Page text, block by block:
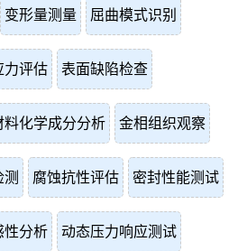
变形量测量 屈曲模式识别
力评估 表面缺陷检查
料化学成分分析 金相组织观察
腐蚀抗性评估 密封性能测试
性分析 动态压力响应测试